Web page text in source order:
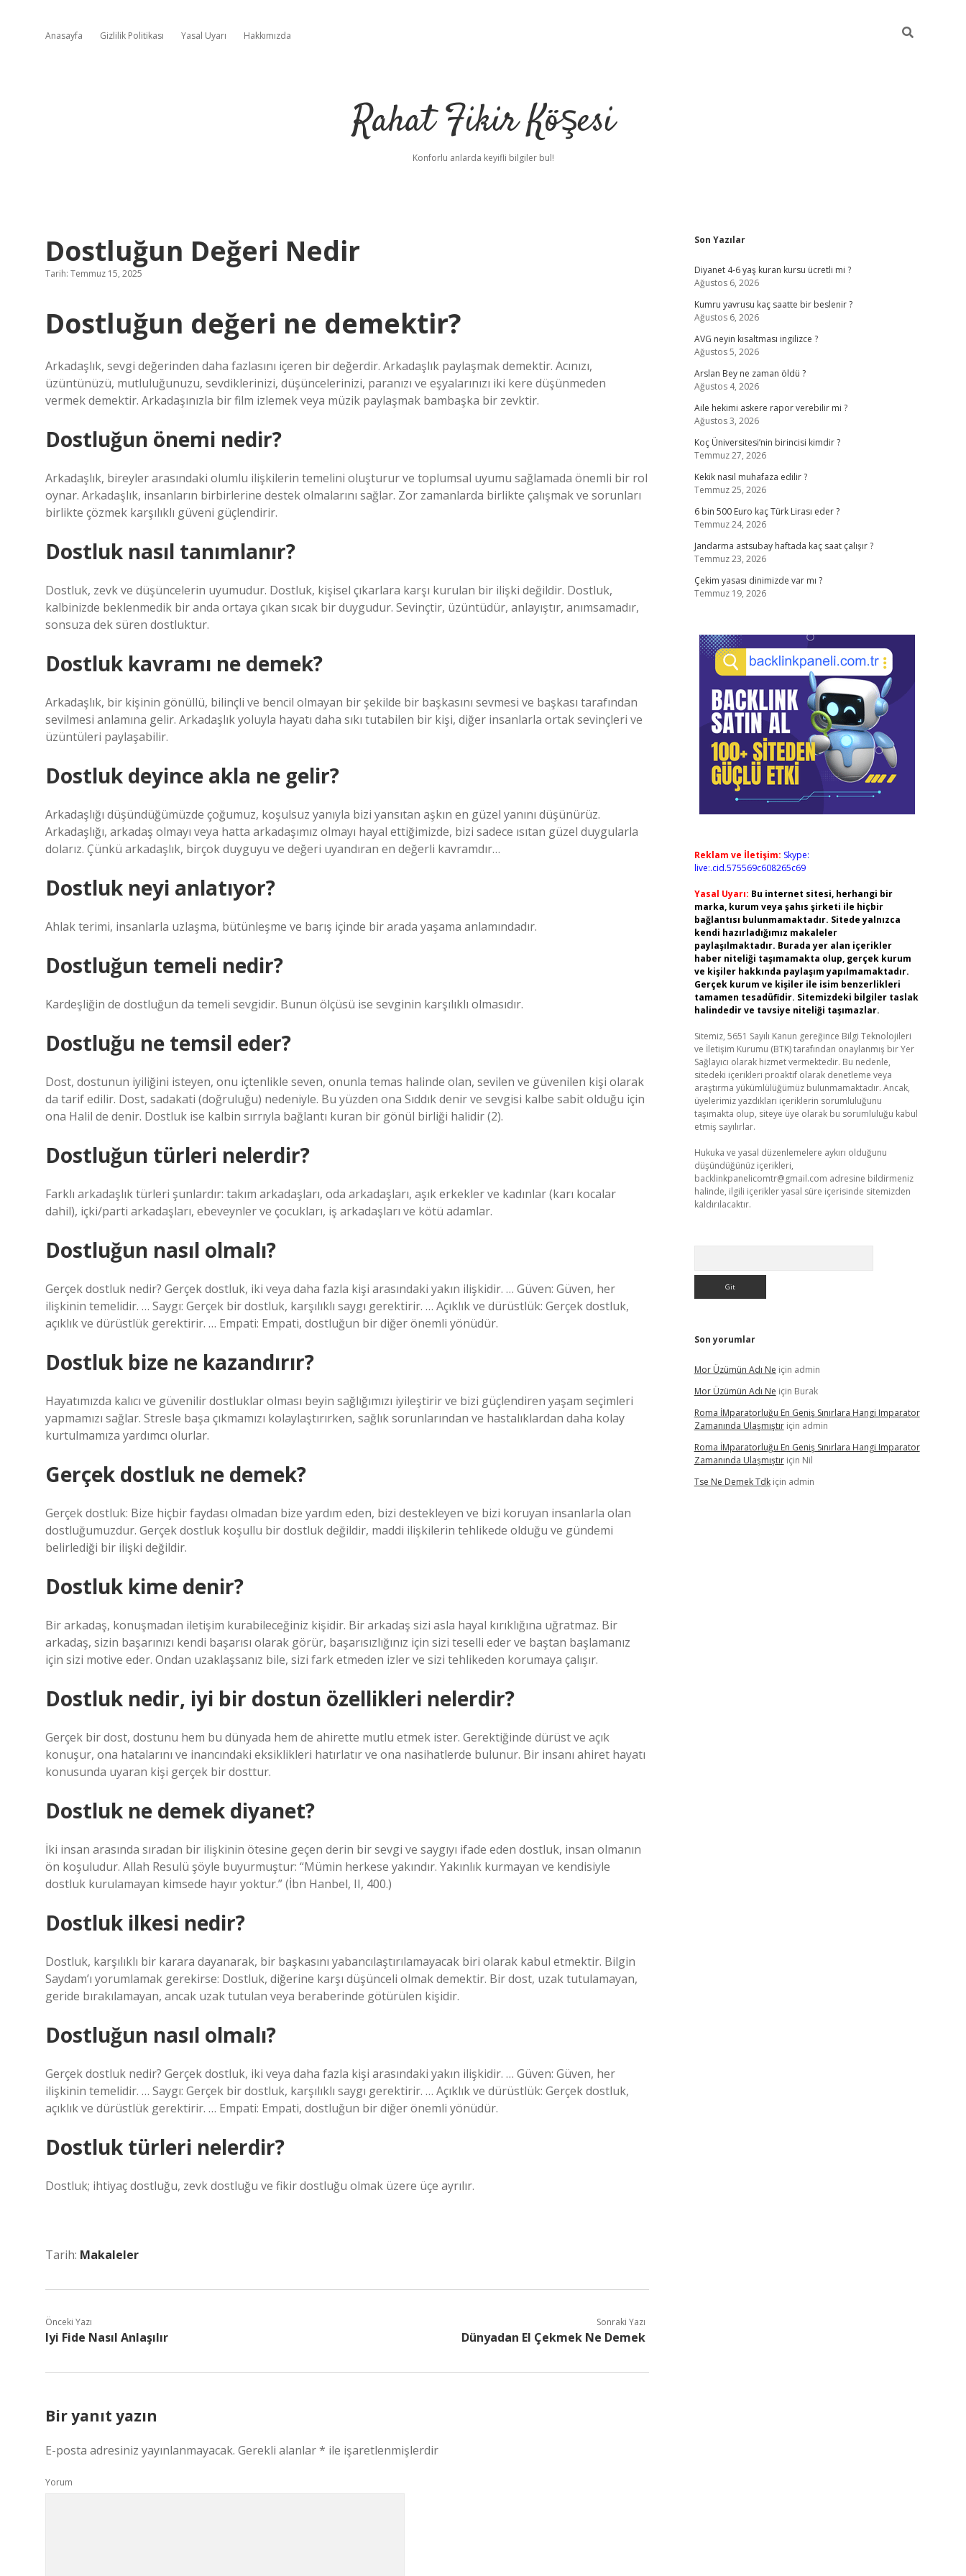
Anasayfa Gizlilik Politikası Yasal Uyarı Hakkımızda
Rahat Fikir Köşesi
Konforlu anlarda keyifli bilgiler bul!
Dostluğun Değeri Nedir
Tarih: Temmuz 15, 2025
Dostluğun değeri ne demektir?
Arkadaşlık, sevgi değerinden daha fazlasını içeren bir değerdir. Arkadaşlık paylaşmak demektir. Acınızı,
üzüntünüzü, mutluluğunuzu, sevdiklerinizi, düşüncelerinizi, paranızı ve eşyalarınızı iki kere düşünmeden
vermek demektir. Arkadaşınızla bir film izlemek veya müzik paylaşmak bambaşka bir zevktir.
Dostluğun önemi nedir?
Arkadaşlık, bireyler arasındaki olumlu ilişkilerin temelini oluşturur ve toplumsal uyumu sağlamada önemli bir rol
oynar. Arkadaşlık, insanların birbirlerine destek olmalarını sağlar. Zor zamanlarda birlikte çalışmak ve sorunları
birlikte çözmek karşılıklı güveni güçlendirir.
Dostluk nasıl tanımlanır?
Dostluk, zevk ve düşüncelerin uyumudur. Dostluk, kişisel çıkarlara karşı kurulan bir ilişki değildir. Dostluk,
kalbinizde beklenmedik bir anda ortaya çıkan sıcak bir duygudur. Sevinçtir, üzüntüdür, anlayıştır, anımsamadır,
sonsuza dek süren dostluktur.
Dostluk kavramı ne demek?
Arkadaşlık, bir kişinin gönüllü, bilinçli ve bencil olmayan bir şekilde bir başkasını sevmesi ve başkası tarafından
sevilmesi anlamına gelir. Arkadaşlık yoluyla hayatı daha sıkı tutabilen bir kişi, diğer insanlarla ortak sevinçleri ve
üzüntüleri paylaşabilir.
Dostluk deyince akla ne gelir?
Arkadaşlığı düşündüğümüzde çoğumuz, koşulsuz yanıyla bizi yansıtan aşkın en güzel yanını düşünürüz.
Arkadaşlığı, arkadaş olmayı veya hatta arkadaşımız olmayı hayal ettiğimizde, bizi sadece ısıtan güzel duygularla
dolarız. Çünkü arkadaşlık, birçok duyguyu ve değeri uyandıran en değerli kavramdır…
Dostluk neyi anlatıyor?
Ahlak terimi, insanlarla uzlaşma, bütünleşme ve barış içinde bir arada yaşama anlamındadır.
Dostluğun temeli nedir?
Kardeşliğin de dostluğun da temeli sevgidir. Bunun ölçüsü ise sevginin karşılıklı olmasıdır.
Dostluğu ne temsil eder?
Dost, dostunun iyiliğini isteyen, onu içtenlikle seven, onunla temas halinde olan, sevilen ve güvenilen kişi olarak
da tarif edilir. Dost, sadakati (doğruluğu) nedeniyle. Bu yüzden ona Sıddık denir ve sevgisi kalbe sabit olduğu için
ona Halil de denir. Dostluk ise kalbin sırrıyla bağlantı kuran bir gönül birliği halidir (2).
Dostluğun türleri nelerdir?
Farklı arkadaşlık türleri şunlardır: takım arkadaşları, oda arkadaşları, aşık erkekler ve kadınlar (karı kocalar
dahil), içki/parti arkadaşları, ebeveynler ve çocukları, iş arkadaşları ve kötü adamlar.
Dostluğun nasıl olmalı?
Gerçek dostluk nedir? Gerçek dostluk, iki veya daha fazla kişi arasındaki yakın ilişkidir. … Güven: Güven, her
ilişkinin temelidir. … Saygı: Gerçek bir dostluk, karşılıklı saygı gerektirir. … Açıklık ve dürüstlük: Gerçek dostluk,
açıklık ve dürüstlük gerektirir. … Empati: Empati, dostluğun bir diğer önemli yönüdür.
Dostluk bize ne kazandırır?
Hayatımızda kalıcı ve güvenilir dostluklar olması beyin sağlığımızı iyileştirir ve bizi güçlendiren yaşam seçimleri
yapmamızı sağlar. Stresle başa çıkmamızı kolaylaştırırken, sağlık sorunlarından ve hastalıklardan daha kolay
kurtulmamıza yardımcı olurlar.
Gerçek dostluk ne demek?
Gerçek dostluk: Bize hiçbir faydası olmadan bize yardım eden, bizi destekleyen ve bizi koruyan insanlarla olan
dostluğumuzdur. Gerçek dostluk koşullu bir dostluk değildir, maddi ilişkilerin tehlikede olduğu ve gündemi
belirlediği bir ilişki değildir.
Dostluk kime denir?
Bir arkadaş, konuşmadan iletişim kurabileceğiniz kişidir. Bir arkadaş sizi asla hayal kırıklığına uğratmaz. Bir
arkadaş, sizin başarınızı kendi başarısı olarak görür, başarısızlığınız için sizi teselli eder ve baştan başlamanız
için sizi motive eder. Ondan uzaklaşsanız bile, sizi fark etmeden izler ve sizi tehlikeden korumaya çalışır.
Dostluk nedir, iyi bir dostun özellikleri nelerdir?
Gerçek bir dost, dostunu hem bu dünyada hem de ahirette mutlu etmek ister. Gerektiğinde dürüst ve açık
konuşur, ona hatalarını ve inancındaki eksiklikleri hatırlatır ve ona nasihatlerde bulunur. Bir insanı ahiret hayatı
konusunda uyaran kişi gerçek bir dosttur.
Dostluk ne demek diyanet?
İki insan arasında sıradan bir ilişkinin ötesine geçen derin bir sevgi ve saygıyı ifade eden dostluk, insan olmanın
ön koşuludur. Allah Resulü şöyle buyurmuştur: “Mümin herkese yakındır. Yakınlık kurmayan ve kendisiyle
dostluk kurulamayan kimsede hayır yoktur.” (İbn Hanbel, II, 400.)
Dostluk ilkesi nedir?
Dostluk, karşılıklı bir karara dayanarak, bir başkasını yabancılaştırılamayacak biri olarak kabul etmektir. Bilgin
Saydam’ı yorumlamak gerekirse: Dostluk, diğerine karşı düşünceli olmak demektir. Bir dost, uzak tutulamayan,
geride bırakılamayan, ancak uzak tutulan veya beraberinde götürülen kişidir.
Dostluğun nasıl olmalı?
Gerçek dostluk nedir? Gerçek dostluk, iki veya daha fazla kişi arasındaki yakın ilişkidir. … Güven: Güven, her
ilişkinin temelidir. … Saygı: Gerçek bir dostluk, karşılıklı saygı gerektirir. … Açıklık ve dürüstlük: Gerçek dostluk,
açıklık ve dürüstlük gerektirir. … Empati: Empati, dostluğun bir diğer önemli yönüdür.
Dostluk türleri nelerdir?
Dostluk; ihtiyaç dostluğu, zevk dostluğu ve fikir dostluğu olmak üzere üçe ayrılır.
Tarih: Makaleler
Önceki Yazı
Iyi Fide Nasıl Anlaşılır
Sonraki Yazı
Dünyadan El Çekmek Ne Demek
Bir yanıt yazın
E-posta adresiniz yayınlanmayacak. Gerekli alanlar* ile işaretlenmişlerdir
Yorum
Sidebar
Son Yazılar
Diyanet 4-6 yaş kuran kursu ücretli mi ?
Ağustos 6, 2026
Kumru yavrusu kaç saatte bir beslenir ?
Ağustos 6, 2026
AVG neyin kısaltması ingilizce ?
Ağustos 5, 2026
Arslan Bey ne zaman öldü ?
Ağustos 4, 2026
Aile hekimi askere rapor verebilir mi ?
Ağustos 3, 2026
Koç Üniversitesi’nin birincisi kimdir ?
Temmuz 27, 2026
Kekik nasıl muhafaza edilir ?
Temmuz 25, 2026
6 bin 500 Euro kaç Türk Lirası eder ?
Temmuz 24, 2026
Jandarma astsubay haftada kaç saat çalışır ?
Temmuz 23, 2026
Çekim yasası dinimizde var mı ?
Temmuz 19, 2026
Reklam ve İletişim: Skype:
live:.cid.575569c608265c69
Yasal Uyarı: Bu internet sitesi, herhangi bir
marka, kurum veya şahıs şirketi ile hiçbir
bağlantısı bulunmamaktadır. Sitede yalnızca
kendi hazırladığımız makaleler
paylaşılmaktadır. Burada yer alan içerikler
haber niteliği taşımamakta olup, gerçek kurum
ve kişiler hakkında paylaşım yapılmamaktadır.
Gerçek kurum ve kişiler ile isim benzerlikleri
tamamen tesadüfidir. Sitemizdeki bilgiler taslak
halindedir ve tavsiye niteliği taşımazlar.
Sitemiz, 5651 Sayılı Kanun gereğince Bilgi Teknolojileri
ve İletişim Kurumu (BTK) tarafından onaylanmış bir Yer
Sağlayıcı olarak hizmet vermektedir. Bu nedenle,
sitedeki içerikleri proaktif olarak denetleme veya
araştırma yükümlülüğümüz bulunmamaktadır. Ancak,
üyelerimiz yazdıkları içeriklerin sorumluluğunu
taşımakta olup, siteye üye olarak bu sorumluluğu kabul
etmiş sayılırlar.
Hukuka ve yasal düzenlemelere aykırı olduğunu
düşündüğünüz içerikleri,
backlinkpanelicomtr@gmail.com adresine bildirmeniz
halinde, ilgili içerikler yasal süre içerisinde sitemizden
kaldırılacaktır.
Son yorumlar
Mor Üzümün Adı Ne için admin
Mor Üzümün Adı Ne için Burak
Roma İMparatorluğu En Geniş Sınırlara Hangi Imparator
Zamanında Ulaşmıştıriçin admin
Roma İMparatorluğu En Geniş Sınırlara Hangi Imparator
Zamanında Ulaşmıştıriçin Nil
Tse Ne Demek Tdkiçin admin
ilbet yeni giriş